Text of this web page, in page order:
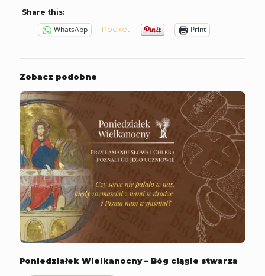
Share this:
WhatsApp Pocket Print
Zobacz podobne
Poniedziałek Wielkanocny – Bóg ciągle stwarza